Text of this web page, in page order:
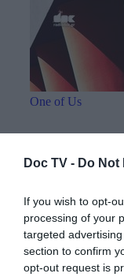
Doc TV - Do
If you wish to opt-
processing of your
targeted
section to confirm
opt-out request is
H Fo (aka
ακούσετε
θρυλικού club
resident τα